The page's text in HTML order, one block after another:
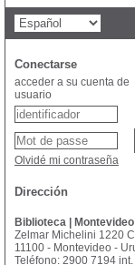
Conectarse
acceder a su cuenta de
usuario
Olvidé mi contraseña
Dirección
Biblioteca | Montevideo
Zelmar Michelini 1220
11100 - Montevideo -
Teléfono: 2900 7194